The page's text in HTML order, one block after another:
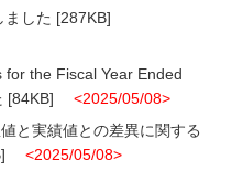
ました [287KB]
the Fiscal Year Ended
[84KB] <2025/05/08>
と実績値との差異に関する
<2025/05/08>